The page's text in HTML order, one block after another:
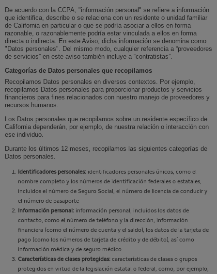
De acuerdo con la CCPA, "información personal" se refiere a información
que identifica, describe o se relaciona con un residente o unidad familiar
de California en particular o que se podría asociar a ellos en forma
razonable, o razonablemente podría estar vinculada a ellos en forma
directa o indirecta. En este Aviso, dicha información se denomina como
"Datos personales". Del mismo modo, cualquier referencia a “proveedores
de servicios” en este aviso también incluye a “contratistas”.
Categorías de Datos personales que recopilamos
Recopilamos Datos personales en diversos contextos. Por ejemplo,
recopilamos Datos personales para proporcionar productos y servicios
financieros para fines relacionados con nuestro manejo de proveedores y
recursos humanos.
Los Datos personales que recopilamos sobre un residente específico de
California dependerán, por ejemplo, de nuestra relación o interacción con
ese individuo.
Durante los últimos 12 meses, recopilamos las siguientes categorías de
Datos personales.
Identificadores personales: identificadores personales únicos, como el
nombre completo y los números de identificación federales o estatales,
incluidos el número de Seguro Social, el número de licencia de conducir y
el número de pasaporte
Información personal: información personal, incluidos los datos de
contacto, como el número de teléfono y la dirección, información
financiera (como el número de cuenta y el saldo), los datos de la tarjeta de
pago (como los números de tarjeta de crédito y de débito), así como
información médica y de seguro médico
Características de clases protegidas: características de clases o grupos
protegidos en virtud de la legislación estatal o federal, como, por ejemplo,